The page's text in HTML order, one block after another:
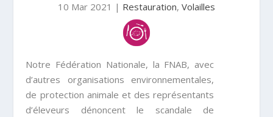
10 Mar 2021 | Restauration, Volailles
Notre Fédération Nationale, la FNAB, avec
d’autres organisations environnementales,
de protection animale et des représentants
d’éleveurs dénoncent le scandale de